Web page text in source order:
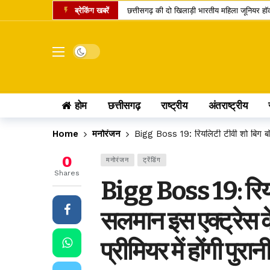
ब्रेकिंग खबरें छत्तीसगढ़ की दो खिलाड़ी भारतीय महिला जूनियर
UPI पेमेंट पर लगेगा चार्ज? लोकसभा में पास
अतीक अहमद का एक और चिराग बुझा, छोटे बेटे
चंद्र ग्रहण 2026: क्या रक्षाबंधन के दिन भारत में
आत्मानंद स्कूलों में शिक्षक भर्ती का बदला तरीका, अब
पीएससी भर्ती घोटाला: पूर्व सचिव जीवन किशोर
Dark mode
होम छत्तीसगढ़ राष्ट्रीय अंतराष्ट्रीय
Home मनोरंजन Bigg Boss 19: रियलिटी टीवी शो बिग
मनोरंजन ट्रेंडिंग
Bigg Boss 19:
सलमान इस एक्ट्रेस
प्रीमियर में होंगी
0
Shares